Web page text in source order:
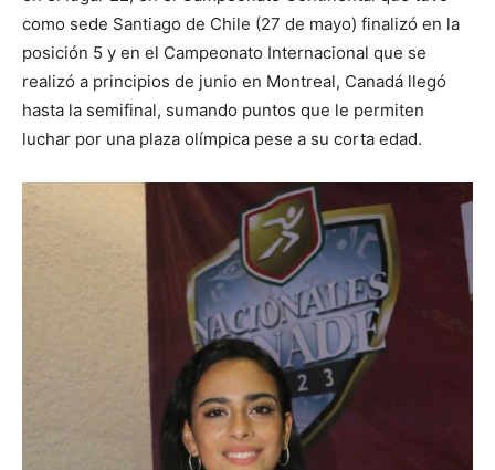
como sede Santiago de Chile (27 de mayo) finalizó en la
posición 5 y en el Campeonato Internacional que se
realizó a principios de junio en Montreal, Canadá llegó
hasta la semifinal, sumando puntos que le permiten
luchar por una plaza olímpica pese a su corta edad.